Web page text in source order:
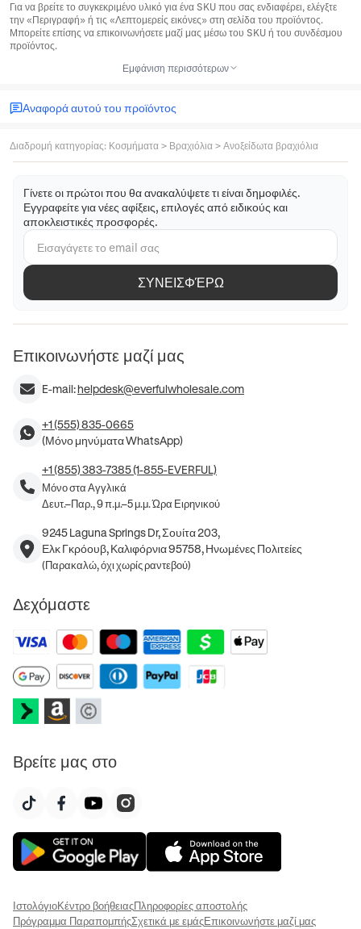
Για να βρείτε το συγκεκριμένο υλικό για ένα SKU που σας ενδιαφέρει, ελέγξτε
την «Περιγραφή» ή τις «Λεπτομερείς εικόνες» στη σελίδα του προϊόντος.
Μπορείτε επίσης να επικοινωνήσετε μαζί μας μέσω του SKU ή του συνδέσμου
προϊόντος.
Εμφάνιση περισσότερων
Αναφορά αυτού του προϊόντος
Διαδρομή κατηγορίας: Κοσμήματα > Βραχιόλια > Ανοξείδωτα βραχιόλια
Γίνετε οι πρώτοι που θα ανακαλύψετε τι είναι δημοφιλές.
Εγγραφείτε για νέες αφίξεις, επιλογές από ειδικούς και
αποκλειστικές προσφορές.
ΣΥΝΕΙΣΦΈΡΩ
Επικοινωνήστε μαζί μας
E-mail:helpdesk@everfulwholesale.com
+1 (555) 835-0665
(Μόνο μηνύματα WhatsApp)
+1 (855) 383-7385 (1-855-EVERFUL)
Μόνο στα Αγγλικά
Δευτ.–Παρ., 9 π.μ.–5 μ.μ. Ώρα Ειρηνικού
9245 Laguna Springs Dr, Σουίτα 203,
Ελκ Γκρόουβ, Καλιφόρνια 95758, Ηνωμένες Πολιτείες
(Παρακαλώ, όχι χωρίς ραντεβού)
Δεχόμαστε
Βρείτε μας στο
ΙστολόγιοΚέντρο βοήθειαςΠληροφορίες αποστολής
Πρόγραμμα ΠαραπομπήςΣχετικά με εμάςΕπικοινωνήστε μαζί μας